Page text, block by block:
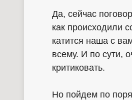
Да, сейчас
как происходили
катится наша с
всему. И по сути,
критиковать.
Но пойдем по